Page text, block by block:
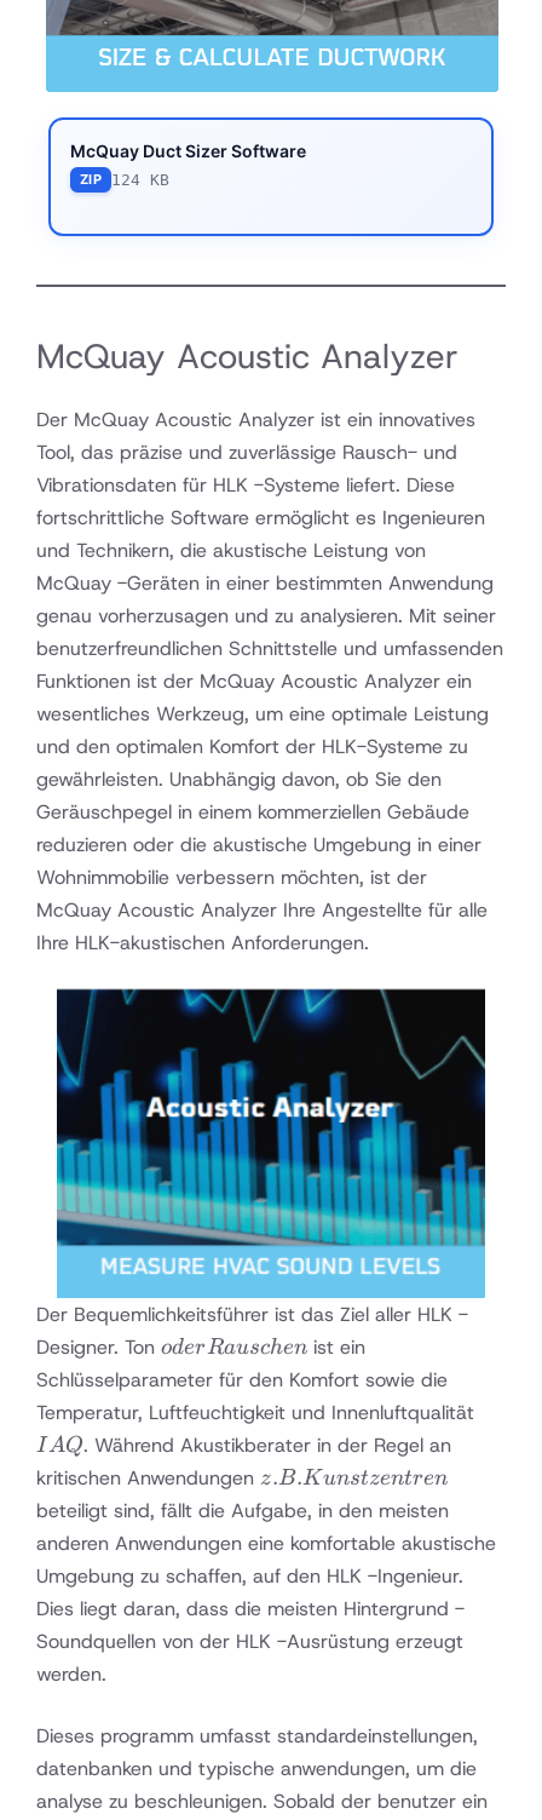
McQuay Duct Sizer Software
ZIP 124 KB
McQuay Acoustic Analyzer
Der McQuay Acoustic Analyzer ist ein innovatives
Tool, das präzise und zuverlässige Rausch- und
Vibrationsdaten für HLK -Systeme liefert. Diese
fortschrittliche Software ermöglicht es Ingenieuren
und Technikern, die akustische Leistung von
McQuay -Geräten in einer bestimmten Anwendung
genau vorherzusagen und zu analysieren. Mit seiner
benutzerfreundlichen Schnittstelle und umfassenden
Funktionen ist der McQuay Acoustic Analyzer ein
wesentliches Werkzeug, um eine optimale Leistung
und den optimalen Komfort der HLK-Systeme zu
gewährleisten. Unabhängig davon, ob Sie den
Geräuschpegel in einem kommerziellen Gebäude
reduzieren oder die akustische Umgebung in einer
Wohnimmobilie verbessern möchten, ist der
McQuay Acoustic Analyzer Ihre Angestellte für alle
Ihre HLK-akustischen Anforderungen.
Der Bequemlichkeitsführer ist das Ziel aller HLK -
Designer. Ton oder
Rauschen
oderRauschenist ein
Schlüsselparameter für den Komfort sowie die
Temperatur, Luftfeuchtigkeit und Innenluftqualität
IAQ. Während Akustikberater in der Regel an
kritischen Anwendungen z. B.
Kunstzentren
z.B.Kunstzentren
beteiligt sind, fällt die Aufgabe, in den meisten
anderen Anwendungen eine komfortable akustische
Umgebung zu schaffen, auf den HLK -Ingenieur.
Dies liegt daran, dass die meisten Hintergrund -
Soundquellen von der HLK -Ausrüstung erzeugt
werden.
Dieses programm umfasst standardeinstellungen,
datenbanken und typische anwendungen, um die
analyse zu beschleunigen. Sobald der benutzer ein